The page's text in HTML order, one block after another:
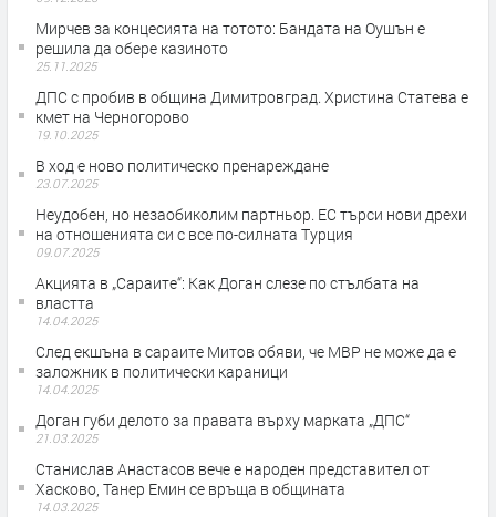
Мирчев за концесията на тотото: Бандата на Оушън е
решила да обере казиното
25.11.2025
ДПС с пробив в община Димитровград. Христина Статева е
кмет на Черногорово
19.10.2025
В ход е ново политическо пренареждане
23.07.2025
Неудобен, но незаобиколим партньор. ЕС търси нови дрехи
на отношенията си с все по-силната Турция
09.07.2025
Акцията в „Сараите“: Как Доган слезе по стълбата на
властта
14.04.2025
След екшъна в сараите Митов обяви, че МВР не може да е
заложник в политически караници
14.04.2025
Доган губи делото за правата върху марката „ДПС“
21.03.2025
Станислав Анастасов вече е народен представител от
Хасково, Танер Емин се връща в общината
14.03.2025